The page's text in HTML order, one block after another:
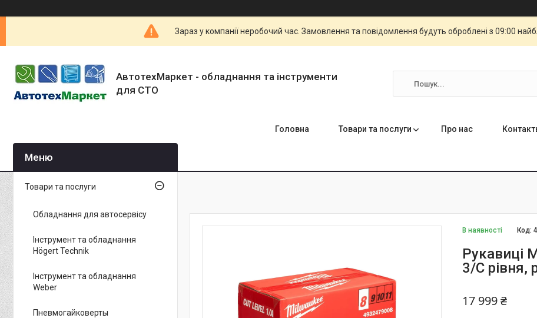
Зараз у компанії неробочий час. Замовлення та повідомлення будуть оброблені з 09:00
АвтотехМаркет - обладнання та інструменти
для СТО
Головна Товари та послуги Про нас
В наявності Код:
Рукавиці
3/C рівня,
17 999 ₴
Товари та послуги
Обладнання для автосервісу
Інструмент та обладнання
Högert Technik
Інструмент та обладнання
Weber
Пневмогайковерты